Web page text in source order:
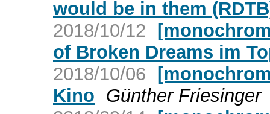
would be in them
2018/10/12
of Broken Dreams im
2018/10/06
Kino Günther Friesinger